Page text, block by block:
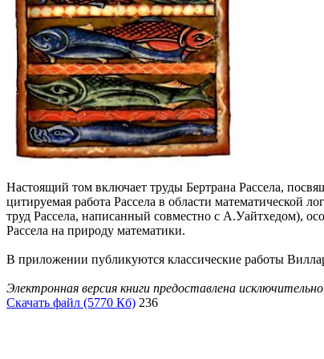
Настоящий том включает труды Бертрана Рассела,
цитируемая работа Рассела в области математической
труд Рассела, написанный совместно с А.Уайтхедом),
Рассела на природу математики.
В приложении публикуются классические работы
Электронная версия книги предоставлена
Скачать файл (5770 Кб) 236